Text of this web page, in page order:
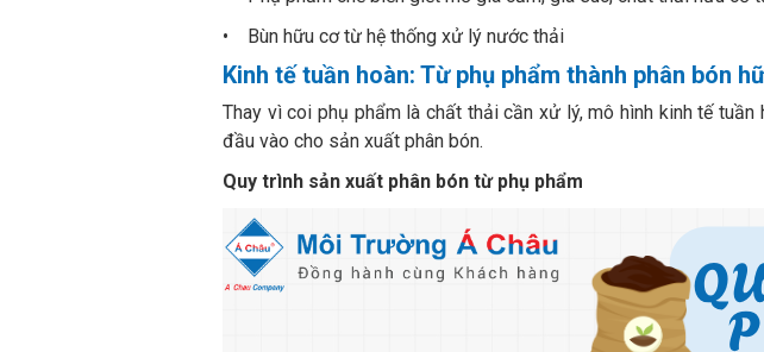
• Bùn hữu cơ từ hệ thống xử lý nước thải
Kinh tế tuần hoàn: Từ phụ phẩm thành phân bón
Thay vì coi phụ phẩm là chất thải cần xử lý, mô hình kinh tế
đầu vào cho sản xuất phân bón.
Quy trình sản xuất phân bón từ phụ phẩm